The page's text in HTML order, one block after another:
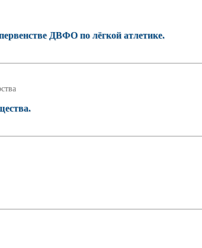
ДВФО по лёгкой атлетике.